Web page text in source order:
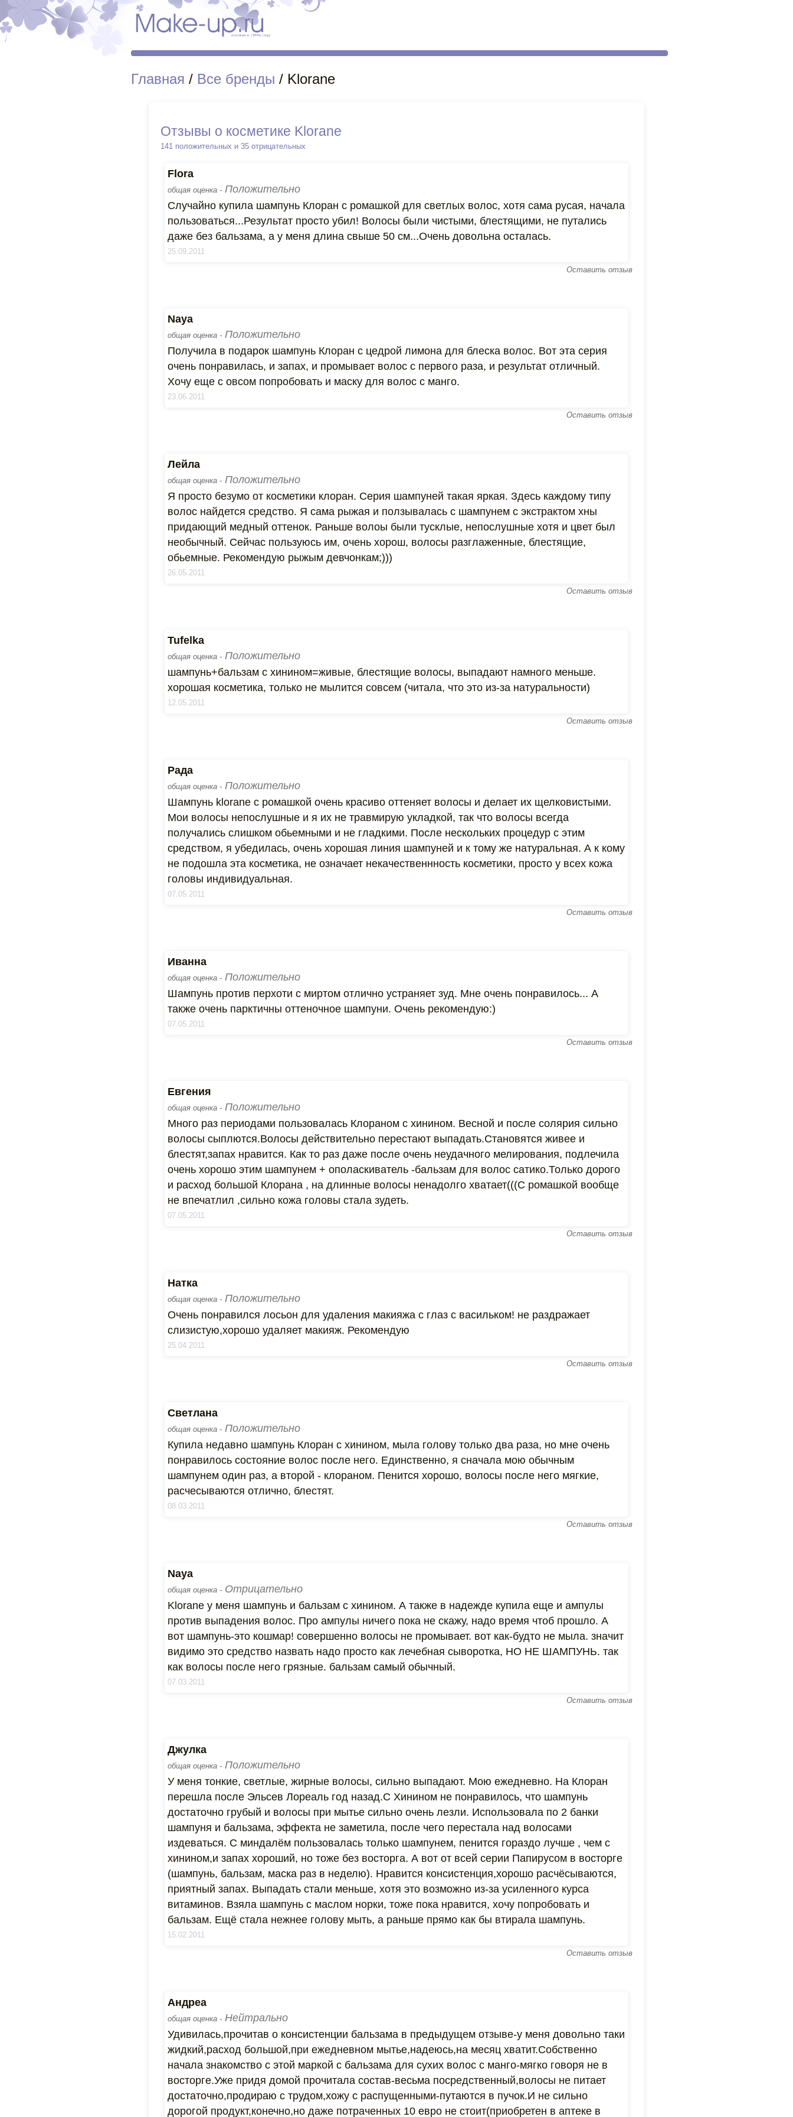
Главная / Все бренды / Klorane
Отзывы о косметике Klorane
141 положительных и 35 отрицательных
Flora
общая оценка - Положительно
Случайно купила шампунь Клоран с ромашкой для светлых волос, хотя сама русая, начала
пользоваться...Результат просто убил! Волосы были чистыми, блестящими, не путались
даже без бальзама, а у меня длина свыше 50 см...Очень довольна осталась.
25.09.2011
Оставить отзыв
Naya
общая оценка - Положительно
Получила в подарок шампунь Клоран с цедрой лимона для блеска волос. Вот эта серия
очень понравилась, и запах, и промывает волос с первого раза, и результат отличный.
Хочу еще с овсом попробовать и маску для волос с манго.
23.06.2011
Оставить отзыв
Лейла
общая оценка - Положительно
Я просто безумо от косметики клоран. Серия шампуней такая яркая. Здесь каждому типу
волос найдется средство. Я сама рыжая и ползывалась с шампунем с экстрактом хны
придающий медный оттенок. Раньше волоы были тусклые, непослушные хотя и цвет был
необычный. Сейчас пользуюсь им, очень хорош, волосы разглаженные, блестящие,
обьемные. Рекомендую рыжым девчонкам;)))
26.05.2011
Оставить отзыв
Tufelka
общая оценка - Положительно
шампунь+бальзам с хинином=живые, блестящие волосы, выпадают намного меньше.
хорошая косметика, только не мылится совсем (читала, что это из-за натуральности)
12.05.2011
Оставить отзыв
Рада
общая оценка - Положительно
Шампунь klorane с ромашкой очень красиво оттеняет волосы и делает их щелковистыми.
Мои волосы непослушные и я их не травмирую укладкой, так что волосы всегда
получались слишком обьемными и не гладкими. После нескольких процедур с этим
средством, я убедилась, очень хорошая линия шампуней и к тому же натуральная. А к кому
не подошла эта косметика, не означает некачественнность косметики, просто у всех кожа
головы индивидуальная.
07.05.2011
Оставить отзыв
Иванна
общая оценка - Положительно
Шампунь против перхоти с миртом отлично устраняет зуд. Мне очень понравилось... А
также очень парктичны оттеночное шампуни. Очень рекомендую:)
07.05.2011
Оставить отзыв
Евгения
общая оценка - Положительно
Много раз периодами пользовалась Клораном с хинином. Весной и после солярия сильно
волосы сыплются.Волосы действительно перестают выпадать.Становятся живее и
блестят,запах нравится. Как то раз даже после очень неудачного мелирования, подлечила
очень хорошо этим шампунем + ополаскиватель -бальзам для волос сатико.Только дорого
и расход большой Клорана , на длинные волосы ненадолго хватает(((С ромашкой вообще
не впечатлил ,сильно кожа головы стала зудеть.
07.05.2011
Оставить отзыв
Натка
общая оценка - Положительно
Очень понравился лосьон для удаления макияжа с глаз с васильком! не раздражает
слизистую,хорошо удаляет макияж. Рекомендую
25.04.2011
Оставить отзыв
Светлана
общая оценка - Положительно
Купила недавно шампунь Клоран с хинином, мыла голову только два раза, но мне очень
понравилось состояние волос после него. Единственно, я сначала мою обычным
шампунем один раз, а второй - клораном. Пенится хорошо, волосы после него мягкие,
расчесываются отлично, блестят.
08.03.2011
Оставить отзыв
Naya
общая оценка - Отрицательно
Klorane у меня шампунь и бальзам с хинином. А также в надежде купила еще и ампулы
против выпадения волос. Про ампулы ничего пока не скажу, надо время чтоб прошло. А
вот шампунь-это кошмар! совершенно волосы не промывает. вот как-будто не мыла. значит
видимо это средство назвать надо просто как лечебная сыворотка, НО НЕ ШАМПУНЬ. так
как волосы после него грязные. бальзам самый обычный.
07.03.2011
Оставить отзыв
Джулка
общая оценка - Положительно
У меня тонкие, светлые, жирные волосы, сильно выпадают. Мою ежедневно. На Клоран
перешла после Эльсев Лореаль год назад.С Хинином не понравилось, что шампунь
достаточно грубый и волосы при мытье сильно очень лезли. Использовала по 2 банки
шампуня и бальзама, эффекта не заметила, после чего перестала над волосами
издеваться. С миндалём пользовалась только шампунем, пенится гораздо лучше , чем с
хинином,и запах хороший, но тоже без восторга. А вот от всей серии Папирусом в восторге
(шампунь, бальзам, маска раз в неделю). Нравится консистенция,хорошо расчёсываются,
приятный запах. Выпадать стали меньше, хотя это возможно из-за усиленного курса
витаминов. Взяла шампунь с маслом норки, тоже пока нравится, хочу попробовать и
бальзам. Ещё стала нежнее голову мыть, а раньше прямо как бы втирала шампунь.
15.02.2011
Оставить отзыв
Андреа
общая оценка - Нейтрально
Удивилась,прочитав о консистенции бальзама в предыдущем отзыве-у меня довольно таки
жидкий,расход большой,при ежедневном мытье,надеюсь,на месяц хватит.Собственно
начала знакомство с этой маркой с бальзама для сухих волос с манго-мягко говоря не в
восторге.Уже придя домой прочитала состав-весьма посредственный,волосы не питает
достаточно,продираю с трудом,хожу с распущенными-путаются в пучок.И не сильно
дорогой продукт,конечно,но даже потраченных 10 евро не стоит(приобретен в аптеке в